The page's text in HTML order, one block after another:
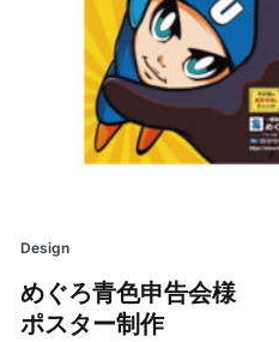
Design
めぐろ青色申告会様
ポスター制作